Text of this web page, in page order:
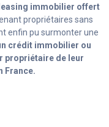
immobilier offert
propriétaires sans
enfin pu surmonter une
crédit immobilier ou
propriétaire de leur
France.